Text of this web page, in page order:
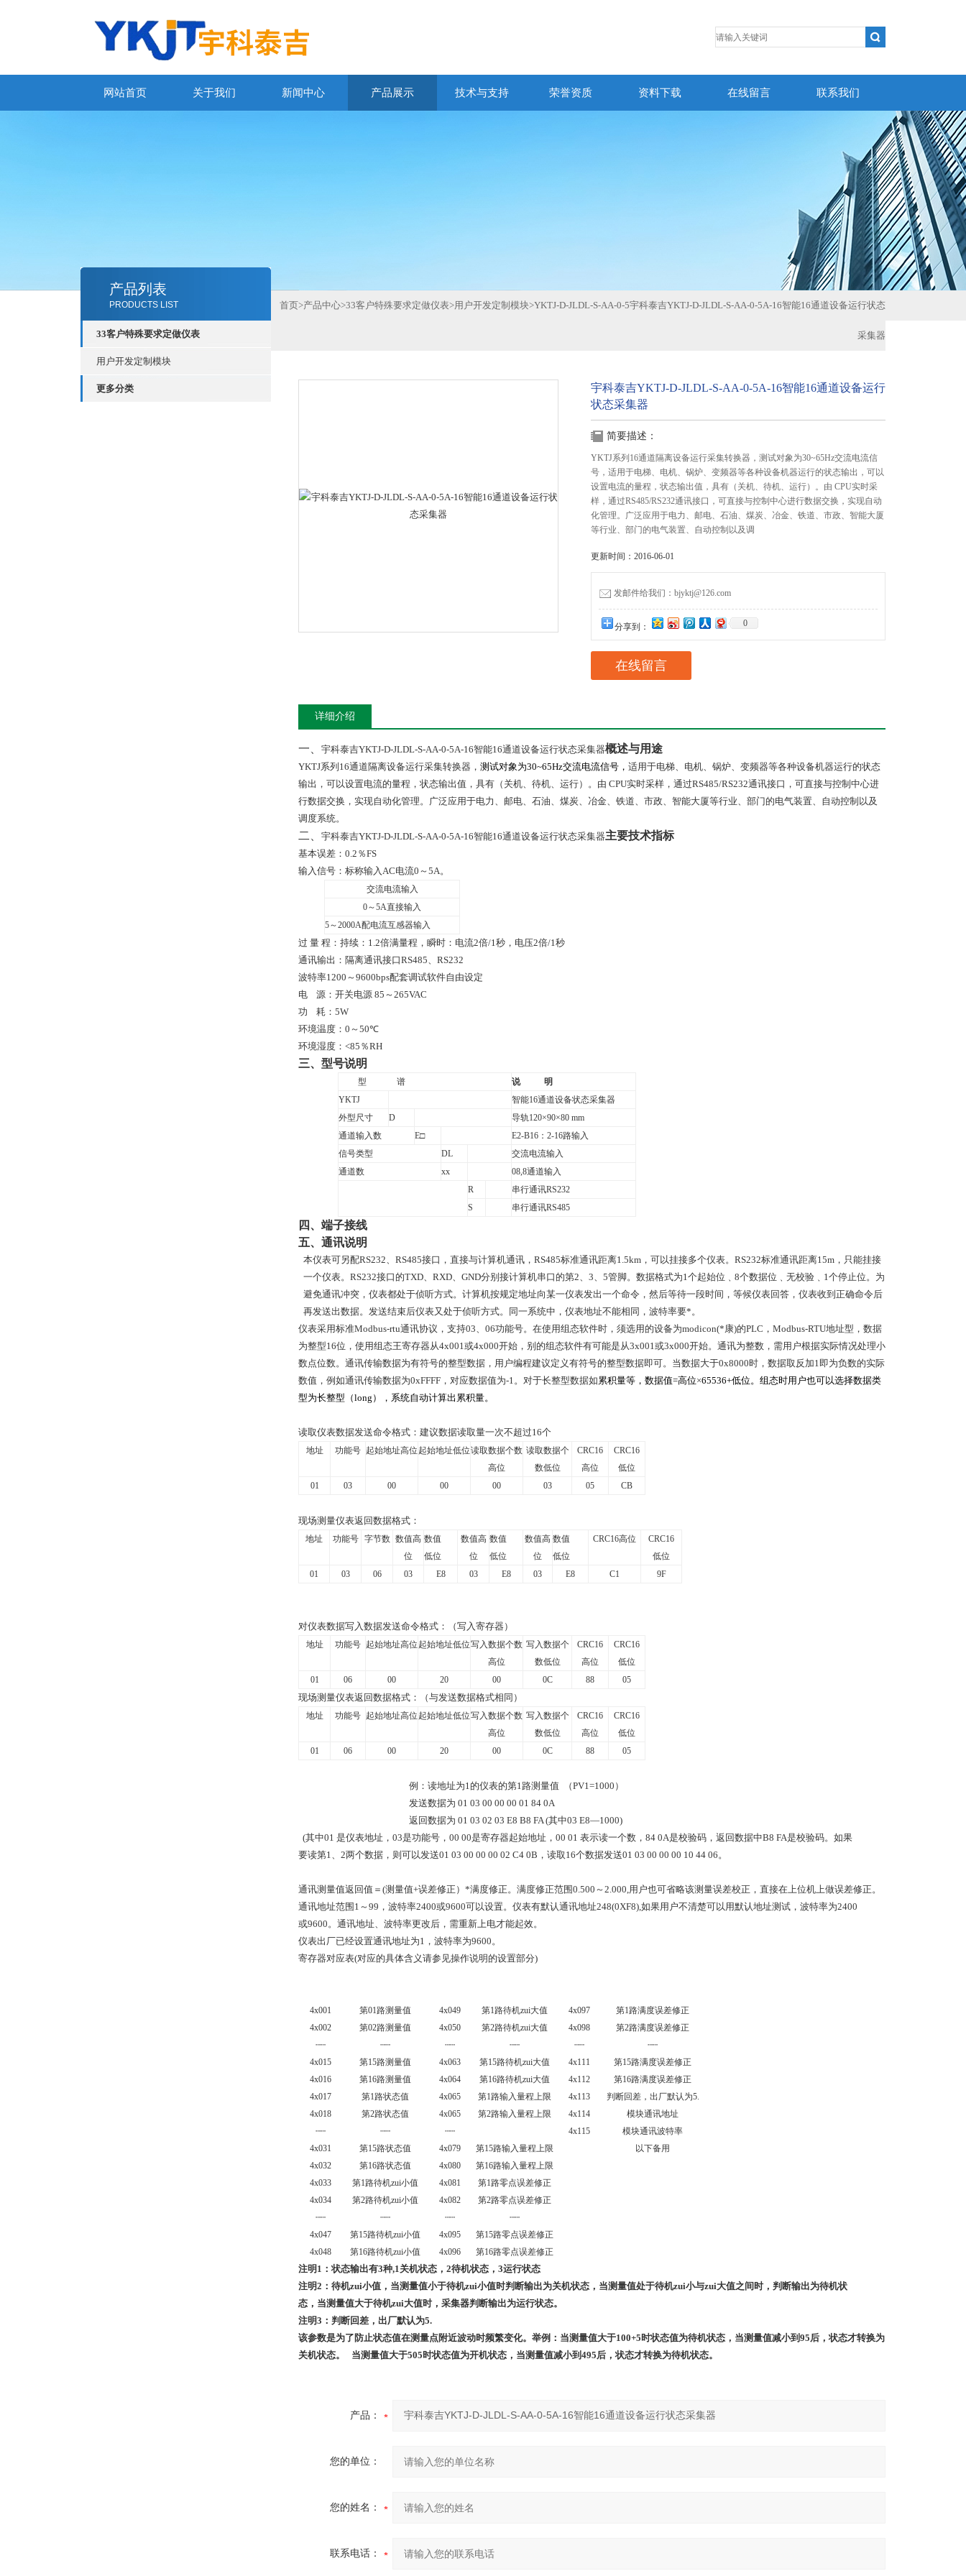
网站首页 关于我们 新闻中心 产品展示 技术与支持 荣誉资质 资料下载 在线留言 联系我们
产品列表
PRODUCTS LIST
33客户特殊要求定做仪表
用户开发定制模块
更多分类
首页>产品中心>33客户特殊要求定做仪表>用户开发定制模块>YKTJ-D-JLDL-S-AA-0-5宇科泰吉YKTJ-D-JLDL-S-AA-0-5A-16智能16通道设备运行状态
采集器
宇科泰吉YKTJ-D-JLDL-S-AA-0-5A-16智能16通道设备运行
状态采集器
简要描述：
YKTJ系列16通道隔离设备运行采集转换器，测试对象为30~65Hz交流电流信
号，适用于电梯、电机、锅炉、变频器等各种设备机器运行的状态输出，可以
设置电流的量程，状态输出值，具有（关机、待机、运行）。由 CPU实时采
样，通过RS485/RS232通讯接口，可直接与控制中心进行数据交换，实现自动
化管理。广泛应用于电力、邮电、石油、煤炭、冶金、铁道、市政、智能大厦
等行业、部门的电气装置、自动控制以及调
更新时间：2016-06-01
发邮件给我们：bjyktj@126.com
分享到： 0
在线留言
详细介绍
一、 宇科泰吉YKTJ-D-JLDL-S-AA-0-5A-16智能16通道设备运行状态采集器概述与用途
YKTJ系列 16通道隔离设备运行采集转换器 ， 测试对象为30~65Hz交流电流信号， 适用于电梯、电机、锅炉、变频器等各种设备机器运行的状态
输出，可以设置电流的量程，状态输出值，具有（关机、待机、运行）。 由 CPU实时采样，通过RS485/RS232通讯接口，可直接与控制中心进
行数据交换，实现自动化管理。广泛应用于电力、邮电、石油、煤炭、冶金、铁道、市政、智能大厦等行业、部门的电气装置、自动控制以及
调度系统。
二、 宇科泰吉YKTJ-D-JLDL-S-AA-0-5A-16智能16通道设备运行状态采集器主要技术指标
基本误差： 0.2 ％FS
输入信号： 标称输入AC电流0～5A。
交流电流输入
0～5A直接输入
5～2000A配电流互感器输入
过 量 程：持续：1.2倍满量程，瞬时：电流2倍/1秒，电压2倍/1秒
通讯输出：隔离通讯接口RS485、 RS232
波特率1200 ～9600bps配套调试软件自由设定
电
源：开关电源 85 ～ 265VAC
功
耗： 5W
环境温度： 0 ～ 50℃
环境湿度： <85 ％RH
三、 型号说明
型 谱 说
明
YKTJ
智能16通道设备状态采集器
外型尺寸
D 导轨120×90×80 mm
通道输入数
E□ E2-B16 ：2-16路输入
信号类型
DL
交流电流输入
通道数
xx 08,8通道输入
R
串行通讯RS232
S
串行通讯RS485
四、 端子接线
五、 通讯说明
本仪表可另配RS232、RS485接口，直接与计算机通讯， RS485标准通讯距离1.5km ，可以挂接多个仪表。 RS232标准通讯距离15m ，只能挂接
一个仪表。 RS232接口的TXD、RXD、GND分别接计算机串口的第2、3、5管脚。数据格式为1个起始位﹑8个数据位﹑无校验 ﹑ 1个停止位。 为
避免通讯冲突，仪表都处于侦听方式。计算机按规定地址向某一仪表发出一个命令，然后等待一段时间，等候仪表回答，仪表收到正确命令后
再发送出数据。发送结束后仪表又处于侦听方式。同一系统中，仪表地址不能相同，波特率要*。
仪表采用标准Modbus-rtu通讯协议，支持03、06功能号。在使用组态软件时，须选用的设备为modicon(*康)的PLC，Modbus-RTU地址型，数据
为整型16位，使用组态王寄存器从4x001或4x000开始，别的组态软件有可能是从3x001或3x000开始。通讯为整数，需用户根据实际情况处理小
数点位数。 通讯传输数据为有符号的整型数据，用户编程建议定义有符号的整型数据即可。当数据大于0x8000时，数据取反加1即为负数的实际
数值，例如通讯传输数据为0xFFFF ，对应数据值为-1。 对于长整型数据如累积量等，数据值=高位×65536+低位。组态时用户也可以选择数据类
型为长整型（long），系统自动计算出累积量。
读取仪表数据发送命令格式：建议数据读取量一次不超过16个
地址 功能号 起始地址高位 起始地址低位读取数据个数
高位
读取数据个
数低位
CRC16
高位
CRC16
低位
01
03 00 00 00 03 05 CB
现场测量仪表返回数据格式：
地址 功能号 字节数 数值高
位
数值
低位
数值高
位
数值
低位
数值高
位
数值
低位
CRC16高位
CRC16
低位
01
03 06 03 E8 03 E8 03 E8 C1 9F
对仪表数据写入数据发送命令格式：（写入寄存器）
地址 功能号 起始地址高位 起始地址低位写入数据个数
高位
写入数据个
数低位
CRC16
高位
CRC16
低位
01
06 00 20 00 0C 88 05
现场测量仪表返回数据格式：（与发送数据格式相同）
地址 功能号 起始地址高位 起始地址低位写入数据个数
高位
写入数据个
数低位
CRC16
高位
CRC16
低位
01
06 00 20 00 0C 88 05
例：读地址为1的仪表的第1路测量值 （PV1=1000）
发送数据为 01 03 00 00 00 01 84 0A
返回数据为 01 03 02 03 E8 B8 FA (其中03 E8—1000)
(其中01 是仪表地址，03是功能号，00 00是寄存器起始地址，00 01 表示读一个数，84 0A是校验码，返回数据中B8 FA是校验码。如果
要读第1、2两个数据，则可以发送01 03 00 00 00 02 C4 0B，读取16个数据发送01 03 00 00 00 10 44 06。
通讯测量值返回值＝(测量值+误差修正）*满度修正。满度修正范围0.500～2.000,用户也可省略该测量误差校正，直接在上位机上做误差修正。
通讯地址范围1～99，波特率2400或9600可以设置。仪表有默认通讯地址248(0XF8),如果用户不清楚可以用默认地址测试，波特率为2400
或9600。通讯地址、波特率更改后，需重新上电才能起效。
仪表出厂已经设置通讯地址为1，波特率为9600。
寄存器对应表(对应的具体含义请参见操作说明的设置部分)
4x001 第01路测量值 4x049 第1路待机zui大值 4x097 第1路满度误差修正
4x002
第02路测量值 4x050 第2路待机zui大值 4x098 第2路满度误差修正
┄┄
┄┄ ┄┄ ┄┄ ┄┄
┄┄
4x015
第15路测量值 4x063 第15路待机zui大值 4x111 第15路满度误差修正
4x016
第16路测量值 4x064 第16路待机zui大值 4x112 第16路满度误差修正
4x017
第1路状态值 4x065 第1路输入量程上限 4x113
判断回差，出厂默认为5.
4x018
第2路状态值 4x065 第2路输入量程上限 4x114
模块通讯地址
┄┄
┄┄ ┄┄ 4x115
模块通讯波特率
4x031
第15路状态值 4x079 第15路输入量程上限
以下备用
4x032
第16路状态值 4x080 第16路输入量程上限
4x033
第1路待机zui小值 4x081 第1路零点误差修正
4x034
第2路待机zui小值 4x082 第2路零点误差修正
┄┄
┄┄ ┄┄
┄┄
4x047
第15路待机zui小值 4x095 第15路零点误差修正
4x048
第16路待机zui小值 4x096 第16路零点误差修正
注明1：状态输出有3种,1关机状态，2待机状态，3运行状态
注明2：待机zui小值，当测量值小于待机zui小值时判断输出为关机状态，当测量值处于待机zui小与zui大值之间时，判断输出为待机状
态，当测量值大于待机zui大值时，采集器判断输出为运行状态。
注明3 ：判断回差，出厂默认为5.
该参数是为了防止状态值在测量点附近波动时频繁变化。举例：当测量值大于100+5时状态值为待机状态，当测量值减小到 95后，状态才转换为
关机状态。
当测量值大于505时状态值为开机状态，当测量值减小到 495后，状态才转换为待机状态。
产品：
您的单位：
您的姓名：
联系电话：